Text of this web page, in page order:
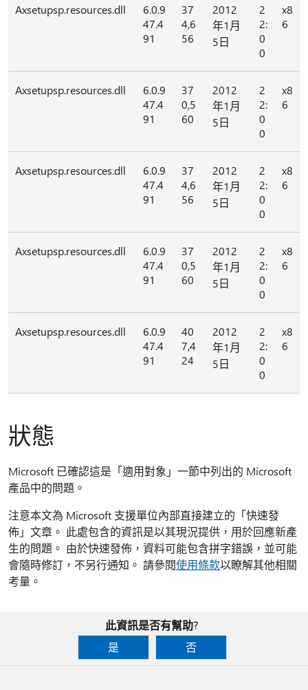
Axsetupsp.resources.dll
6.0.9
47.4
91
37
4,6
56
2012
年1月
5日
2
2:
0
0
x8
6
Axsetupsp.resources.dll
6.0.9
47.4
91
37
0,5
60
2012
年1月
5日
2
2:
0
0
x8
6
Axsetupsp.resources.dll
6.0.9
47.4
91
37
4,6
56
2012
年1月
5日
2
2:
0
0
x8
6
Axsetupsp.resources.dll
6.0.9
47.4
91
37
0,5
60
2012
年1月
5日
2
2:
0
0
x8
6
Axsetupsp.resources.dll
6.0.9
47.4
91
40
7,4
24
2012
年1月
5日
2
2:
0
0
x8
6
狀態
Microsoft 已確認這是「適用對象」一節中列出的 Microsoft
產品中的問題。
注意本文為 Microsoft 支援單位內部直接建立的「快速發
佈」文章。 此處包含的資訊是以其現況提供，用於回應新產
生的問題。 由於快速發佈，資料可能包含拼字錯誤，並可能
會隨時修訂，不另行通知。 請參閱使用條款以瞭解其他相關
考量。
此資訊是否有幫助?
是
否